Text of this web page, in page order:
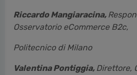
Riccardo Mangiaracina,
Osservatorio eCommerce B2c,
Politecnico di Milano
Valentina Pontiggia, Direttore,